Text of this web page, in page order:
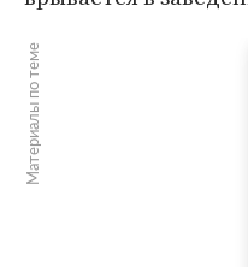
Материалы по теме